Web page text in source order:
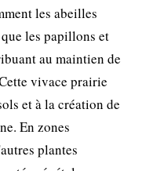
les abeilles
les papillons et
au maintien de
vivace prairie
et à la création de
En zones
plantes